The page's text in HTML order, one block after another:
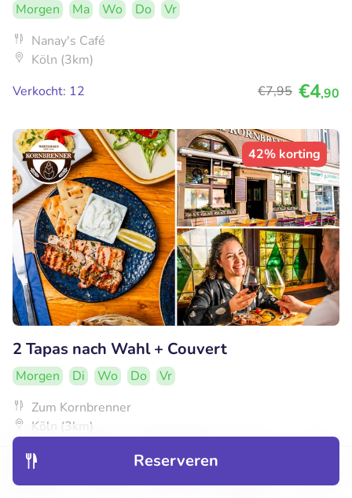
Reserveren
Morgen Ma Wo Do
Vr
Nanay's Café
Köln (3km)
Verkocht: 12
€7,95 €4,90
42% korting
2 Tapas nach Wahl + Couvert
Morgen Di Wo Do
Vr
Zum Kornbrenner
Köln (3km)
Verkocht: 4